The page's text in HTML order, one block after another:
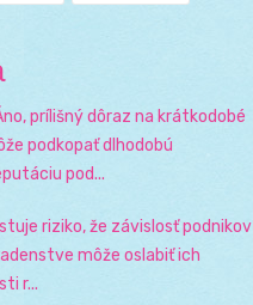
prílišný dôraz na krátkodobé
podkopať dlhodobú
pod...
riziko, že závislosť podnikov
môže oslabiť ich
r...